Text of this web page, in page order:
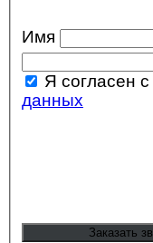
Имя
Я согласен с
данных